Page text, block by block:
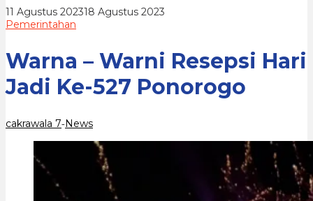
527
Ponorogo
11 Agustus 202318 Agustus 2023
Pemerintahan
Warna – Warni Resepsi Hari
Jadi Ke-527 Ponorogo
cakrawala 7-News